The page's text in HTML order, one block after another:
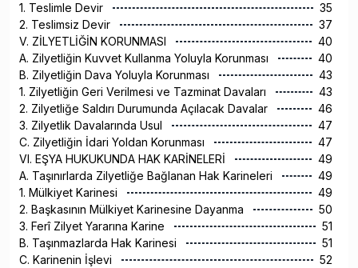
1. Teslimle Devir
35
2. Teslimsiz Devir
37
V. ZİLYETLİĞİN KORUNMASI
40
A. Zilyetliğin Kuvvet Kullanma Yoluyla Korunması
40
B. Zilyetliğin Dava Yoluyla Korunması
43
1. Zilyetliğin Geri Verilmesi ve Tazminat Davaları
43
2. Zilyetliğe Saldırı Durumunda Açılacak Davalar
46
3. Zilyetlik Davalarında Usul
47
C. Zilyetliğin İdari Yoldan Korunması
47
VI. EŞYA HUKUKUNDA HAK KARİNELERİ
49
A. Taşınırlarda Zilyetliğe Bağlanan Hak Karineleri
49
1. Mülkiyet Karinesi
49
2. Başkasının Mülkiyet Karinesine Dayanma
50
3. Ferî Zilyet Yararına Karine
51
B. Taşınmazlarda Hak Karinesi
51
C. Karinenin İşlevi
52